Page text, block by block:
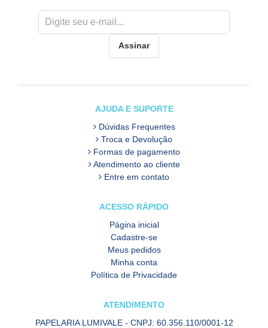
Assinar
AJUDA E SUPORTE
Dúvidas Frequentes
Troca e Devolução
Formas de pagamento
Atendimento ao cliente
Entre em contato
ACESSO RÁPIDO
Página inicial
Cadastre-se
Meus pedidos
Minha conta
Política de Privacidade
ATENDIMENTO
PAPELARIA LUMIVALE - CNPJ: 60.356.110/0001-12